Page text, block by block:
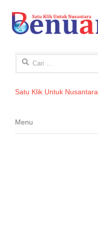
Cari
Satu Klik Untuk Nusantara
Menu
Menu